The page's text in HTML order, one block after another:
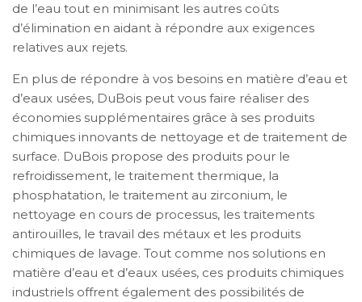
de l’eau tout en minimisant les autres coûts
d’élimination en aidant à répondre aux exigences
relatives aux rejets.
En plus de répondre à vos besoins en matière d’eau et
d’eaux usées, DuBois peut vous faire réaliser des
économies supplémentaires grâce à ses produits
chimiques innovants de nettoyage et de traitement de
surface. DuBois propose des produits pour le
refroidissement, le traitement thermique, la
phosphatation, le traitement au zirconium, le
nettoyage en cours de processus, les traitements
antirouilles, le travail des métaux et les produits
chimiques de lavage. Tout comme nos solutions en
matière d’eau et d’eaux usées, ces produits chimiques
industriels offrent également des possibilités de